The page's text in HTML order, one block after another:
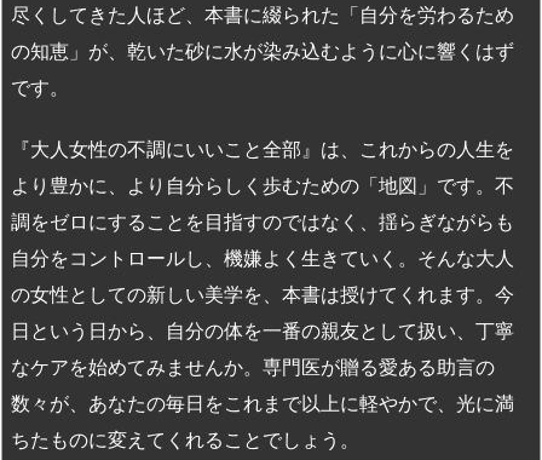
尽くしてきた人ほど、本書に綴られた「自分を労わるため
の知恵」が、乾いた砂に水が染み込むように心に響くはず
です。
『大人女性の不調にいいこと全部』は、これからの人生を
より豊かに、より自分らしく歩むための「地図」です。不
調をゼロにすることを目指すのではなく、揺らぎながらも
自分をコントロールし、機嫌よく生きていく。そんな大人
の女性としての新しい美学を、本書は授けてくれます。今
日という日から、自分の体を一番の親友として扱い、丁寧
なケアを始めてみませんか。専門医が贈る愛ある助言の
数々が、あなたの毎日をこれまで以上に軽やかで、光に満
ちたものに変えてくれることでしょう。